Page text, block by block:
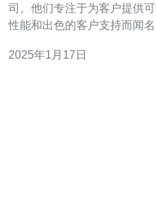
司。他们专注于为客户提供
性能和出色的客户支持而闻
技术，配备高速处理器和大
2025年1月17日